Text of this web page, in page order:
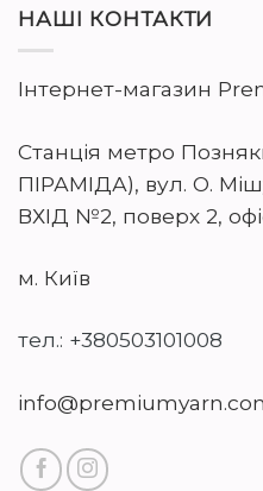
НАШІ КОНТАКТИ
Інтернет-магазин
Станція метро
ПІРАМІДА), вул. О.
ВХІД №2, поверх 2,
м. Київ
тел.: +380503101008